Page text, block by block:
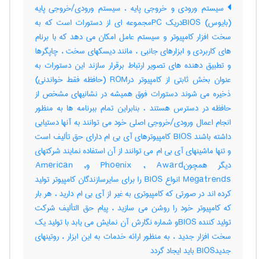
سیستم ورودی و خروجی پایه ، سیستم ورودی/خروجی پایه
(بایوس) BIOSدریک PCمجموعه ای از دستورات است که به
سخت افزار کامپیوتر و سیستم عامل امکان می دهد که با برنام
های کاربردی و ابزارهای جانبی ، مانند دیسکهای سخت ، چاپگرها
و تطبیق دهنده های تصویر ارتباط برقرار سازند این دستورات به
عنوان بخش ثابتی از کامپیوتر درROM (حافظه فقط خواندنی)
ذخیره می شوند دستورات فوق همیشه در نشانیهای مشخص از
حافظه در دسترس هستند ، بنابراین تمام ببرنامه ها به منظور
انجام اعمال ورودی/خروجی اصلی خود می توانند به آنها دستیابی
داشته باشند BIOS کامپیوترهای آی بی ام دارای حق تألیف است
و تنها ماشینهای آی بی ام می توانند از آن استفاده نمایند شرکتهای
دیگر همچونPhoenix , Award وAmerican ,
Megatrends انواع BIOS را برای سایرسازندگان کامپیوتر تولید
کرده اند در صورتی که کامپیوتری به غیر از آی بی ام دارید ، هر بار
که کامپیوتر خود را روشن می سازید ، پیام حق التألیف شرکت
تولید کننده BIOSو شماره نگارش آن نمایش می یابد با تولید یک
سخت افزار جدید ، به منظور ارائه خدمات به این ابزار ، روتینهای
جدیدBIOS باید ایجاد گردد